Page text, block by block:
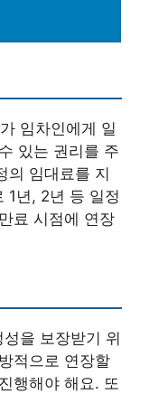
임차인에게 일
있는 권리를 주
의 임대료를 지
1년, 2년 등 일정
료 시점에 연장
을 보장받기 위
적으로 연장할
행해야 해요. 또